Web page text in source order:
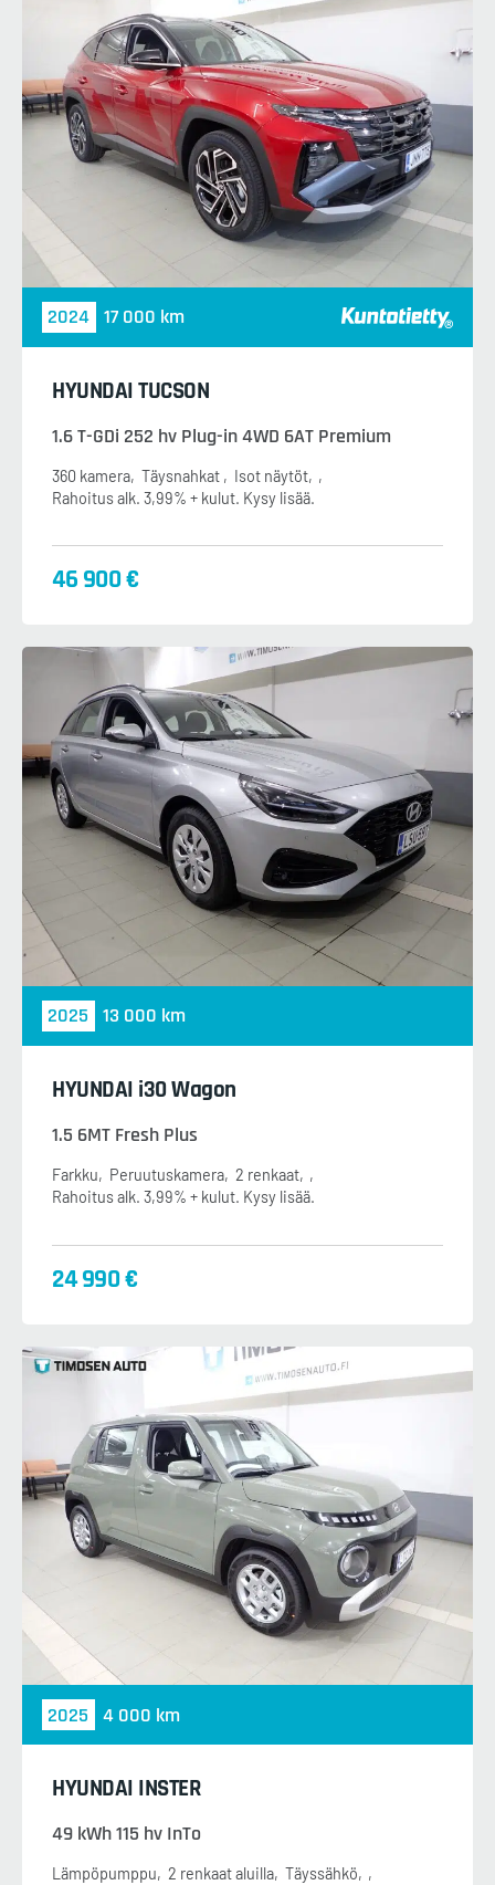
2024 17 000 km
HYUNDAI TUCSON
1.6 T-GDi 252 hv Plug-in 4WD 6AT Premium
360 kamera Täysnahkat
Isot näytöt
Rahoitus alk. 3,99% + kulut. Kysy lisää.
46 900 €
2025 13 000 km
HYUNDAI i30 Wagon
1.5 6MT Fresh Plus
Farkku Peruutuskamera
2 renkaat
Rahoitus alk. 3,99% + kulut. Kysy lisää.
24 990 €
2025 4 000 km
HYUNDAI INSTER
49 kWh 115 hv InTo
Lämpöpumppu 2 renkaat aluilla
Täyssähkö